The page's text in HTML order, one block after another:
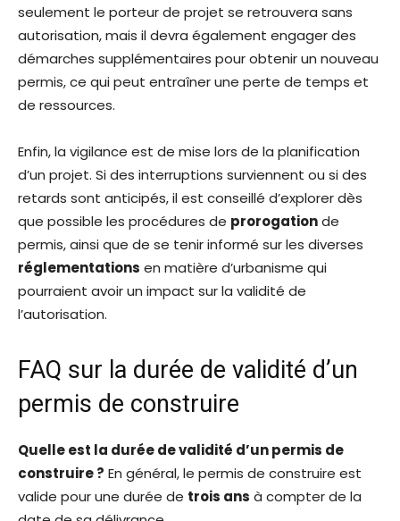
seulement le porteur de projet se retrouvera sans
autorisation, mais il devra également engager des
démarches supplémentaires pour obtenir un nouveau
permis, ce qui peut entraîner une perte de temps et
de ressources.
Enfin, la vigilance est de mise lors de la planification
d’un projet. Si des interruptions surviennent ou si des
retards sont anticipés, il est conseillé d’explorer dès
que possible les procédures de prorogationde
permis, ainsi que de se tenir informé sur les diverses
réglementations en matière d’urbanisme qui
pourraient avoir un impact sur la validité de
l’autorisation.
FAQ sur la durée de validité d’un
permis de construire
Quelle est la durée de validité d’un permis de
construire ? En général, le permis de construire est
valide pour une durée de trois ans à compter de la